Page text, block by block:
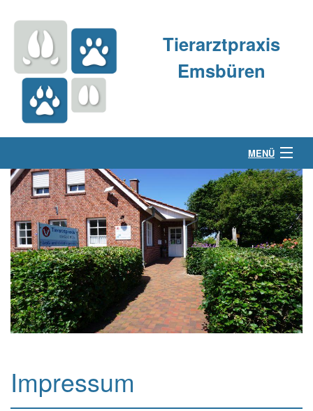
Tierarztpraxis
Emsbüren
MENÜ
Über uns
Kleintierpraxis
Großtierpraxis
Kontakt & Anfahrt
Impressum